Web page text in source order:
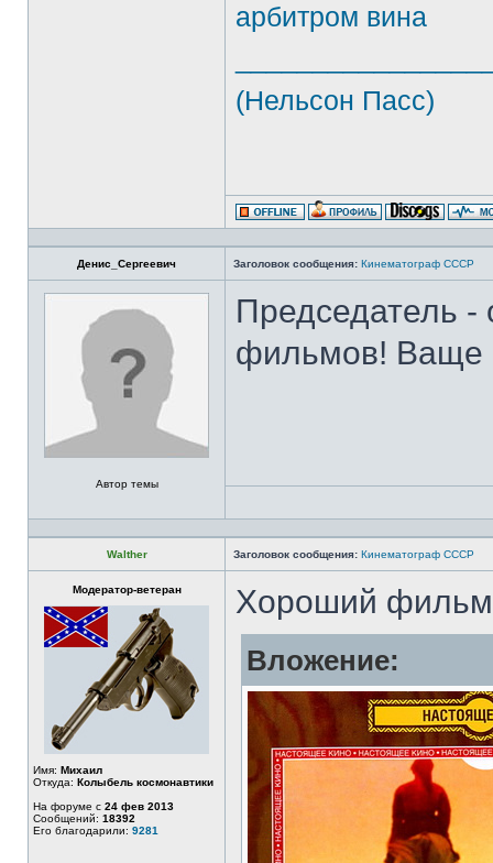
арбитром вина
(Нельсон Пасс)
Денис_Сергеевич Заголовок сообщения: Кинематограф СССР
Автор темы
Председатель
фильмов!
Walther Заголовок сообщения: Кинематограф СССР
Модератор-ветеран
Имя: Михаил
Откуда: Колыбель космонавтики
На форуме с 24 фев 2013
Сообщений: 18392
Его благодарили: 9281
Хороший
Вложение: